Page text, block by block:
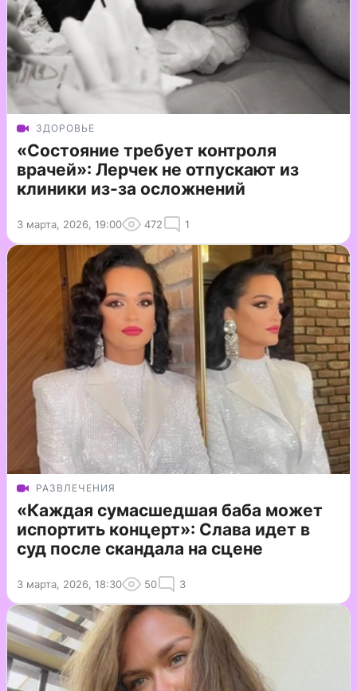
ЗДОРОВЬЕ
«Состояние требует контроля
врачей»: Лерчек не отпускают из
клиники из-за осложнений
3 марта, 2026, 19:00 472 1
РАЗВЛЕЧЕНИЯ
«Каждая сумасшедшая баба может
испортить концерт»: Слава идет в
суд после скандала на сцене
3 марта, 2026, 18:30 50 3